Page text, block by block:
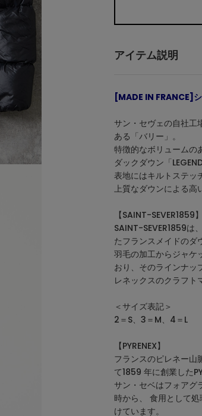
アイテム説明
[MADE IN FRANCE]
サン・セヴェの自社工
ある「バリー」。
特徴的なボリュームの
ダックダウン「
表地にはキルトステッ
上質なダウンによる高
【SAINT-SEVER1859】
SAINT-SEVER1859は
たフランスメイドのダ
羽毛の加工からジャケ
おり、そのラインナッ
レネックスのクラフト
＜サイズ表記＞
2＝S、3＝M、4＝L
【PYRENEX】
フランスのピレネー
て1859 年に創業した
サン・セベはフォアグ
時から、 食用として
けています。